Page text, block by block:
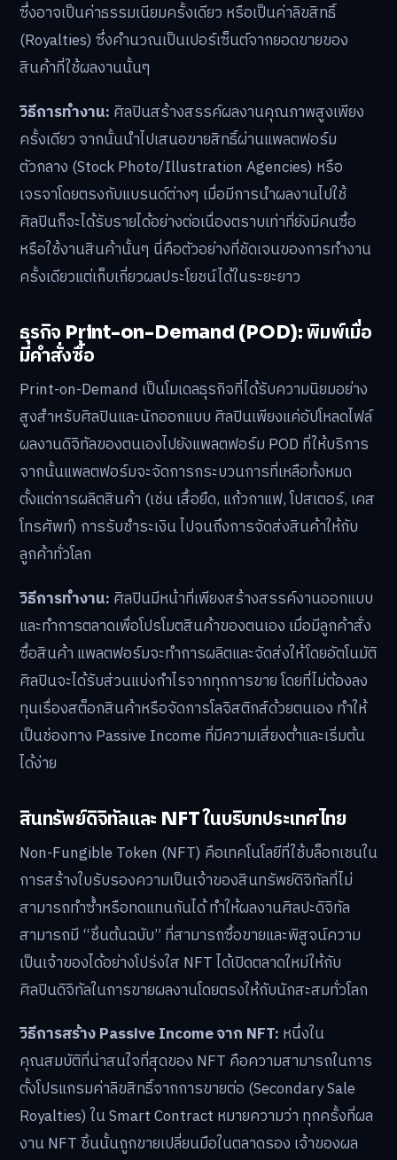
ซึ่งอาจเป็นค่าธรรมเนียมครั้งเดียว หรือเป็นค่าลิขสิทธิ์
(Royalties) ซึ่งคำนวณเป็นเปอร์เซ็นต์จากยอดขายของ
สินค้าที่ใช้ผลงานนั้นๆ
วิธีการทำงาน: ศิลปินสร้างสรรค์ผลงานคุณภาพสูงเพียง
ครั้งเดียว จากนั้นนำไปเสนอขายสิทธิ์ผ่านแพลตฟอร์ม
ตัวกลาง (Stock Photo/Illustration Agencies) หรือ
เจรจาโดยตรงกับแบรนด์ต่างๆ เมื่อมีการนำผลงานไปใช้
ศิลปินก็จะได้รับรายได้อย่างต่อเนื่องตราบเท่าที่ยังมีคนซื้อ
หรือใช้งานสินค้านั้นๆ นี่คือตัวอย่างที่ชัดเจนของการทำงาน
ครั้งเดียวแต่เก็บเกี่ยวผลประโยชน์ได้ในระยะยาว
ธุรกิจ Print-on-Demand (POD): พิมพ์เมื่อ
มีคำสั่งซื้อ
Print-on-Demand เป็นโมเดลธุรกิจที่ได้รับความนิยมอย่าง
สูงสำหรับศิลปินและนักออกแบบ ศิลปินเพียงแค่อัปโหลดไฟล์
ผลงานดิจิทัลของตนเองไปยังแพลตฟอร์ม POD ที่ให้บริการ
จากนั้นแพลตฟอร์มจะจัดการกระบวนการที่เหลือทั้งหมด
ตั้งแต่การผลิตสินค้า (เช่น เสื้อยืด, แก้วกาแฟ, โปสเตอร์, เคส
โทรศัพท์) การรับชำระเงิน ไปจนถึงการจัดส่งสินค้าให้กับ
ลูกค้าทั่วโลก
วิธีการทำงาน: ศิลปินมีหน้าที่เพียงสร้างสรรค์งานออกแบบ
และทำการตลาดเพื่อโปรโมตสินค้าของตนเอง เมื่อมีลูกค้าสั่ง
ซื้อสินค้า แพลตฟอร์มจะทำการผลิตและจัดส่งให้โดยอัตโนมัติ
ศิลปินจะได้รับส่วนแบ่งกำไรจากทุกการขาย โดยที่ไม่ต้องลง
ทุนเรื่องสต็อกสินค้าหรือจัดการโลจิสติกส์ด้วยตนเอง ทำให้
เป็นช่องทาง Passive Income ที่มีความเสี่ยงต่ำและเริ่มต้น
ได้ง่าย
สินทรัพย์ดิจิทัลและ NFT ในบริบทประเทศไทย
Non-Fungible Token (NFT) คือเทคโนโลยีที่ใช้บล็อกเชนใน
การสร้างใบรับรองความเป็นเจ้าของสินทรัพย์ดิจิทัลที่ไม่
สามารถทำซ้ำหรือทดแทนกันได้ ทำให้ผลงานศิลปะดิจิทัล
สามารถมี “ชิ้นต้นฉบับ” ที่สามารถซื้อขายและพิสูจน์ความ
เป็นเจ้าของได้อย่างโปร่งใส NFT ได้เปิดตลาดใหม่ให้กับ
ศิลปินดิจิทัลในการขายผลงานโดยตรงให้กับนักสะสมทั่วโลก
วิธีการสร้าง Passive Income จาก NFT: หนึ่งใน
คุณสมบัติที่น่าสนใจที่สุดของ NFT คือความสามารถในการ
ตั้งโปรแกรมค่าลิขสิทธิ์จากการขายต่อ (Secondary Sale
Royalties) ใน Smart Contract หมายความว่า ทุกครั้งที่ผล
งาน NFT ชิ้นนั้นถูกขายเปลี่ยนมือในตลาดรอง เจ้าของผล